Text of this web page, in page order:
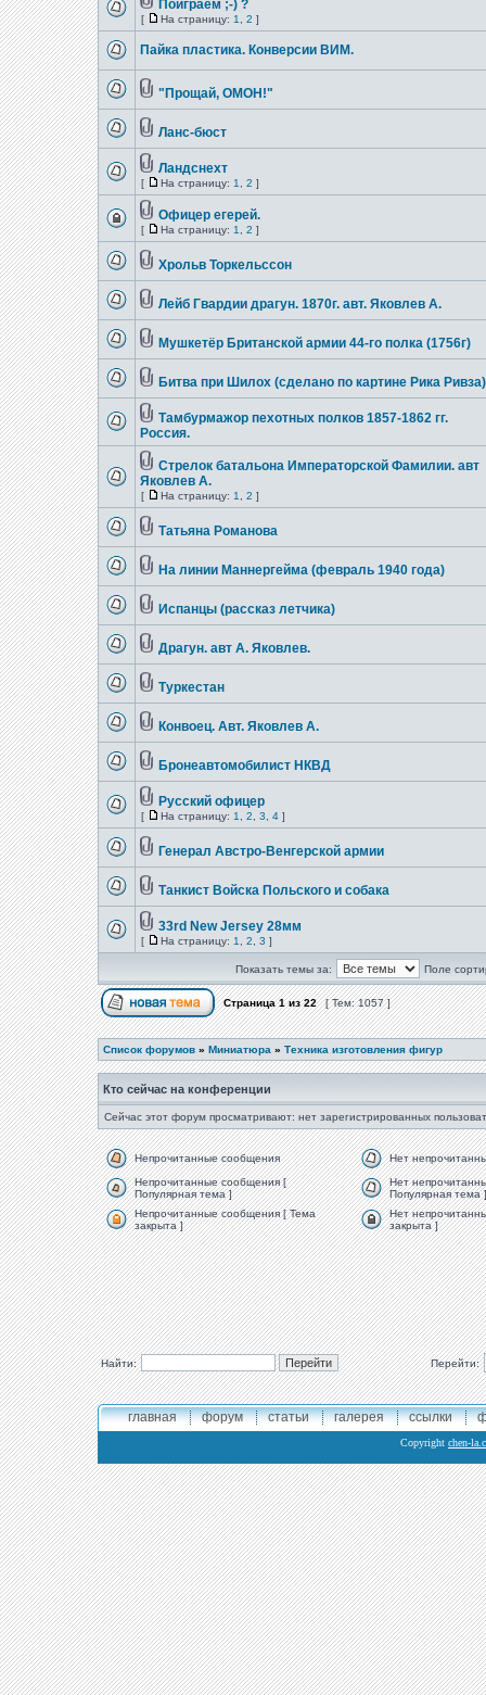
Поиграем ;-) ?
[ На страницу: 1 2 ]
Пайка пластика. Конверсии ВИМ.
"Прощай, ОМОН!"
Ланс-бюст
Ландснехт
[ На страницу: 1 2 ]
Офицер егерей.
[ На страницу: 1 2 ]
Хрольв Торкельссон
Лейб Гвардии драгун. 1870г. авт. Яковлев А.
Мушкетёр Британской армии 44-го полка (1756г)
Битва при Шилох (сделано по картине Рика Ривза)
Тамбурмажор пехотных полков 1857-1862 гг.
Россия.
Стрелок батальона Императорской Фамилии. авт
Яковлев А.
[ На страницу: 1 2 ]
Татьяна Романова
На линии Маннергейма (февраль 1940 года)
Испанцы (рассказ летчика)
Драгун. авт А. Яковлев.
Туркестан
Конвоец. Авт. Яковлев А.
Бронеавтомобилист НКВД
Русский офицер
[ На страницу: 1 2 3 4 ]
Генерал Австро-Венгерской армии
Танкист Войска Польского и собака
33rd New Jersey 28мм
[ На страницу: 1 2 3 ]
Показать темы за: Поле
Страница1из22 [ Тем: 1057 ]
Список форумов » Миниатюра » Техника изготовления фигур
Кто сейчас на конференции
Сейчас этот форум просматривают: нет зарегистрированных
Непрочитанные сообщения
Нет
Непрочитанные сообщения [
Популярная тема ]
Нет
Популярная тема ]
Непрочитанные сообщения [ Тема
закрыта ]
Нет
закрыта ]
Найти: Перейти:
главная форум статьи галерея ссылки
Copyright chen-